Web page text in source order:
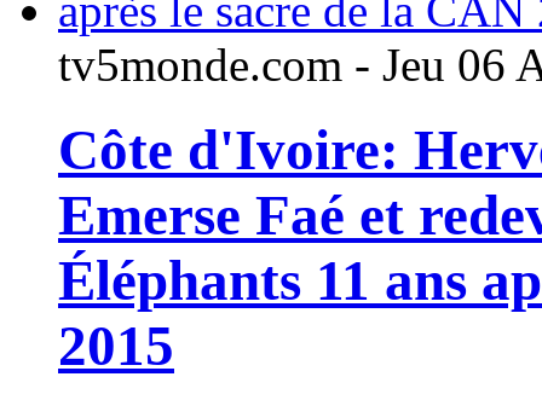
tv5monde.com - Jeu 06
Côte d'Ivoire:
Emerse Faé et
Éléphants 11 ans
2015